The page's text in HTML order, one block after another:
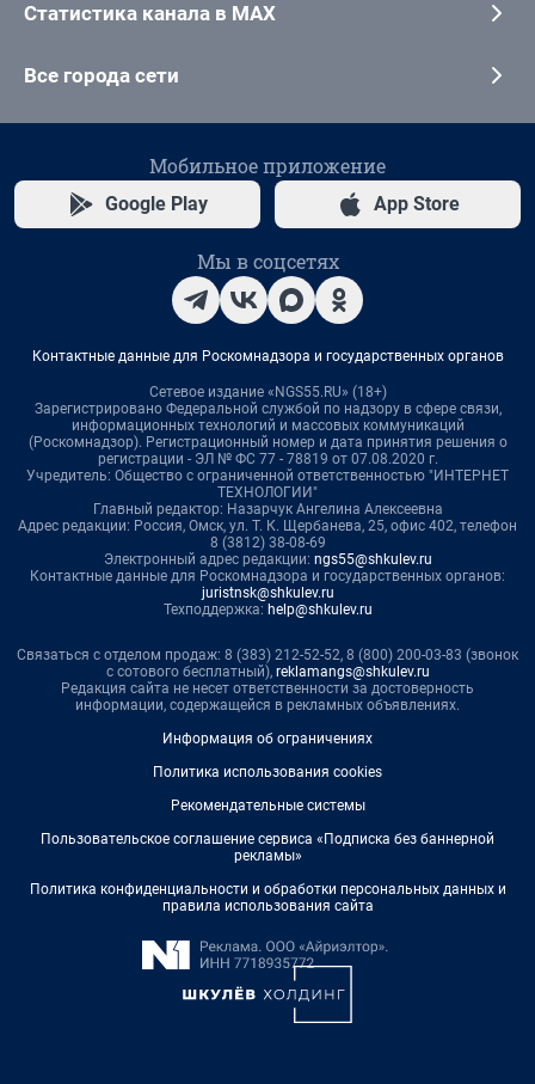
Статистика канала в MAX
Все города сети
Мобильное приложение
Google Play App Store
Мы в соцсетях
Контактные данные для Роскомнадзора и государственных органов
Сетевое издание «NGS55.RU» (18+)
Зарегистрировано Федеральной службой по надзору в сфере связи,
информационных технологий и массовых коммуникаций
(Роскомнадзор). Регистрационный номер и дата принятия решения о
регистрации - ЭЛ № ФС 77 - 78819 от 07.08.2020 г.
Учредитель: Общество с ограниченной ответственностью "ИНТЕРНЕТ
ТЕХНОЛОГИИ"
Главный редактор: Назарчук Ангелина Алексеевна
Адрес редакции: Россия, Омск, ул. Т. К. Щербанева, 25, офис 402, телефон
8 (3812) 38-08-69
Электронный адрес редакции: ngs55@shkulev.ru
Контактные данные для Роскомнадзора и государственных органов:
juristnsk@shkulev.ru
Техподдержка: help@shkulev.ru
Связаться с отделом продаж: 8 (383) 212-52-52, 8 (800) 200-03-83 (звонок
с сотового бесплатный), reklamangs@shkulev.ru
Редакция сайта не несет ответственности за достоверность
информации, содержащейся в рекламных объявлениях.
Информация об ограничениях
Политика использования cookies
Рекомендательные системы
Пользовательское соглашение сервиса «Подписка без баннерной
рекламы»
Политика конфиденциальности и обработки персональных данных и
правила использования сайта